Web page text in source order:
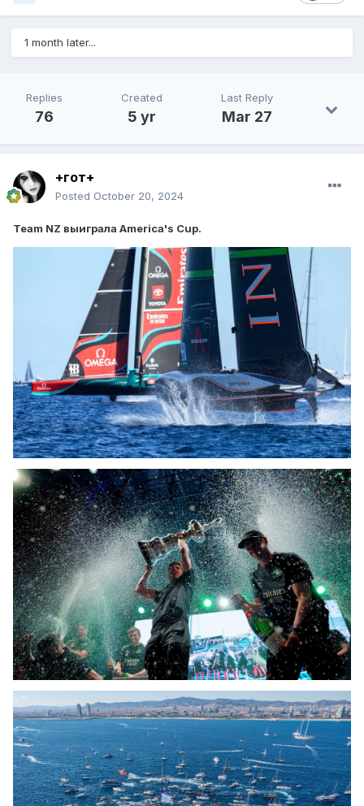
1 month later...
Replies
76
Created
5 yr
Last Reply
Mar 27
+гот+
Posted October 20, 2024
Team NZ выиграла America's Cup.